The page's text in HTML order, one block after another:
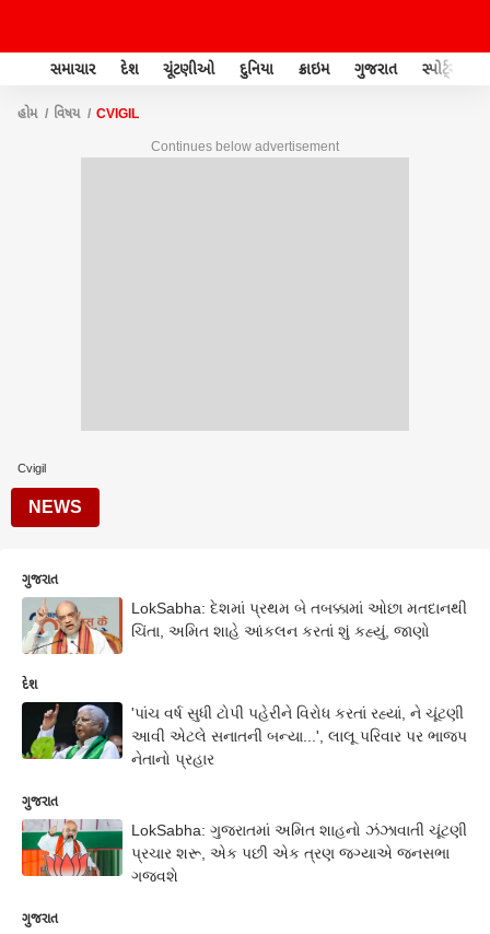
સમાચાર દેશ ચૂંટણીઓ દુનિયા ક્રાઇમ ગુજરાત સ્પોર્ટ્સ
હોમ વિષય CVIGIL
Continues below advertisement
Cvigil
NEWS
ગુજરાત
LokSabha: દેશમાં પ્રથમ બે તબક્કામાં ઓછા મતદાનથી
ચિંતા, અમિત શાહે આંકલન કરતાં શું કહ્યું, જાણો
દેશ
'પાંચ વર્ષ સુધી ટોપી પહેરીને વિરોધ કરતાં રહ્યાં, ને ચૂંટણી
આવી એટલે સનાતની બન્યા...', લાલૂ પરિવાર પર ભાજપ
નેતાનો પ્રહાર
ગુજરાત
LokSabha: ગુજરાતમાં અમિત શાહનો ઝંઝાવાતી ચૂંટણી
પ્રચાર શરૂ, એક પછી એક ત્રણ જગ્યાએ જનસભા
ગજવશે
ગુજરાત